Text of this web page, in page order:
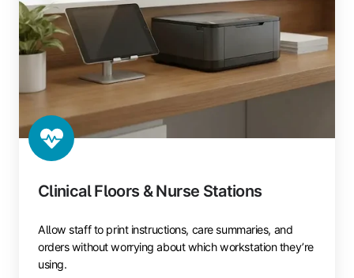
Clinical Floors & Nurse Stations
Allow staff to print instructions, care summaries, and
orders without worrying about which workstation they’re
using.